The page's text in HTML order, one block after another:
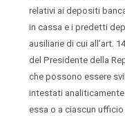
relativi ai depositi
in cassa e i predetti
ausiliarie di cui all’art.
del Presidente della
che possono essere
intestati
essa o a ciascun